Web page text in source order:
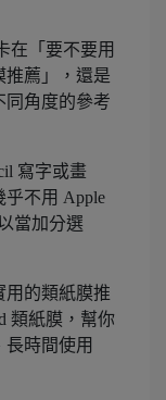
在「要不要用
推薦」，還是
同角度的參考
寫字或畫
乎不用 Apple
當加分選
用的類紙膜推
類紙膜，幫你
時間使用